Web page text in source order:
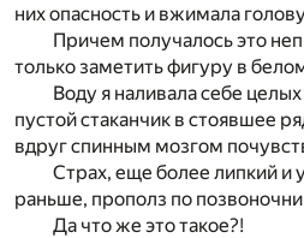
них опасность и вжимала
Причем получалось это
только заметить фигуру в
Воду я наливала себе
пустой стаканчик в стоявшее
вдруг спинным мозгом
Страх, еще более липкий
раньше, прополз по
Да что же это такое?!